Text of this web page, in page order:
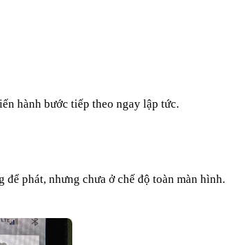
hành bước tiếp theo ngay lập tức.
để phát, nhưng chưa ở chế độ toàn màn hình.